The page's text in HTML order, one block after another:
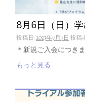
8月6日（日）
投稿日:2023年7月7日 投稿
＊新規ご入会につき
もっと見る